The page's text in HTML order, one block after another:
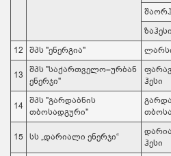
ზაჰესი
12
შპს "ენერგია"
13
შპს "საქართველო–ურბან
ენერჯი"
ჰესი
14
შპს "გარდაბნის
თბოსადგური"
15 სს „დარიალი ენერჯი“
ჰესი